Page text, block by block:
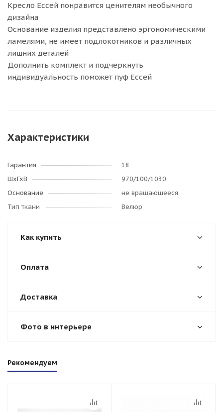
Кресло Ессей понравится ценителям необычного
дизайна
Основание изделия представлено эргономическими
ламелями, не имеет подлокотников и различных
лишних деталей
Дополнить комплект и подчеркнуть
индивидуальность поможет пуф Ессей
Характеристики
Гарантия
18
ШхГхВ
970/100/1030
Основание
не вращающееся
Тип ткани
Велюр
Как купить
Оплата
Доставка
Фото в интерьере
Рекомендуем